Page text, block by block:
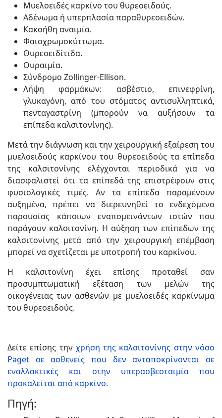
Μυελοειδές καρκίνο του θυρεοειδούς.
Αδένωμα ή υπερπλασία παραθυρεοειδών.
Κακοήθη αναιμία.
Φαιοχρωμοκύττωμα.
Θυρεοειδίτιδα.
Ουραιμία.
Σύνδρομο Zollinger-Ellison.
Λήψη φαρμάκων: ασβέστιο, επινεφρίνη,
γλυκαγόνη, από του στόματος αντισυλληπτικά,
πενταγαστρίνη (μπορούν να αυξήσουν τα
επίπεδα καλσιτονίνης).
Μετά την διάγνωση και την χειρουργική εξαίρεση του
μυελοειδούς καρκίνου του θυρεοειδούς τα επίπεδα
της καλσιτονίνης ελέγχονται περιοδικά για να
διασφαλιστεί ότι τα επίπεδά της επιστρέφουν στις
φυσιολογικές τιμές. Αν τα επίπεδα παραμένουν
αυξημένα, πρέπει να διερευνηθεί το ενδεχόμενο
παρουσίας κάποιων εναπομεινάντων ιστών που
παράγουν καλσιτονίνη. Η αύξηση των επίπεδων της
καλσιτονίνης μετά από την χειρουργική επέμβαση
μπορεί να σχετίζεται με υποτροπή του καρκίνου.
Η καλσιτονίνη έχει επίσης προταθεί σαν
προσυμπτωματική εξέταση των μελών της
οικογένειας των ασθενών με μυελοειδές καρκίνωμα
του θυρεοειδούς.
Δείτε επίσης την χρήση της καλσιτονίνης στην νόσο
Paget σε ασθενείς που δεν ανταποκρίνονται σε
εναλλακτικές και στην υπερασβεσταιμία που
προκαλείται από καρκίνο.
Πηγή: